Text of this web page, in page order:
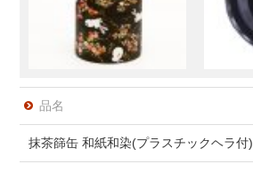
品名
抹茶篩缶 和紙和染(プラスチックヘラ付)